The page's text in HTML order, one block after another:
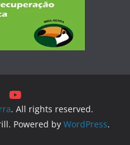
. All rights reserved.
Powered by WordPress.